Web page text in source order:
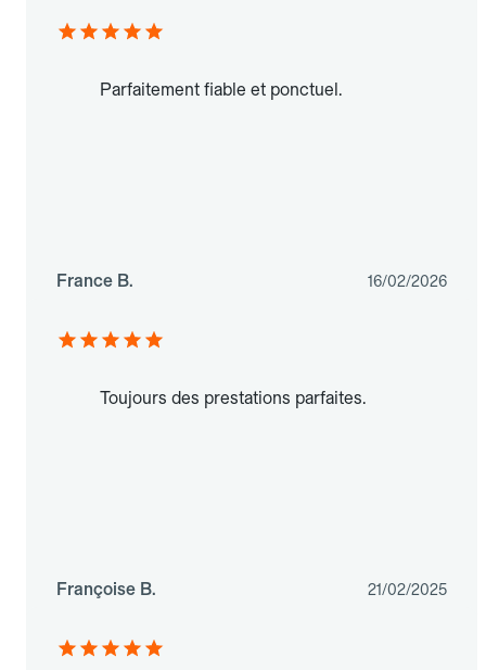
Parfaitement fiable et ponctuel.
France B. 16/02/2026
Toujours des prestations parfaites.
Françoise B. 21/02/2025